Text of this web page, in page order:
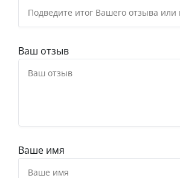
Ваш отзыв
Ваше имя